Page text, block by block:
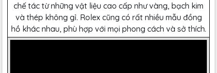
chế tác từ những vật liệu cao cấp như vàng, bạch kim
và thép không gỉ. Rolex cũng có rất nhiều mẫu đồng
hồ khác nhau, phù hợp với mọi phong cách và sở thích.